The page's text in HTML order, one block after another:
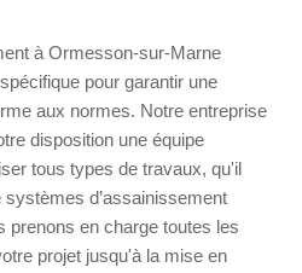
à Ormesson-sur-Marne
pour garantir une
aux normes. Notre entreprise
disposition une équipe
tous types de travaux, qu'il
d’assainissement
prenons en charge toutes les
projet jusqu'à la mise en